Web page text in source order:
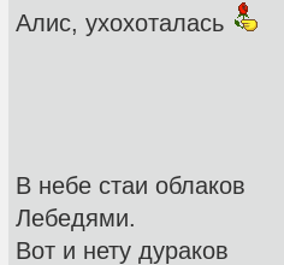
Алис, ухохоталась
В небе стаи облаков
Лебедями.
Вот и нету дураков